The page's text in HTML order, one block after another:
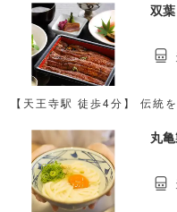
双葉
【天王寺駅
丸